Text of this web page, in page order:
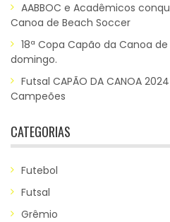
AABBOC e Acadêmicos
Canoa de Beach Soccer
18ª Copa Capão da Canoa
domingo.
Futsal CAPÃO DA CANOA
Campeões
CATEGORIAS
Futebol
Futsal
Grêmio